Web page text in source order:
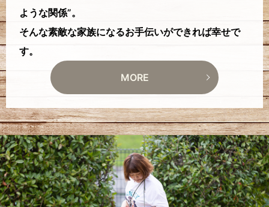
ような関係”。
そんな素敵な家族になるお手伝いができれば幸せで
す。
MORE